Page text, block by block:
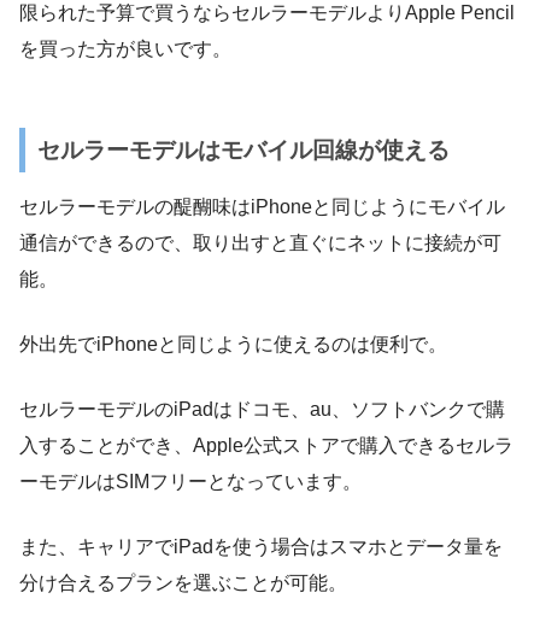
限られた予算で買うならセルラーモデルよりApple Pencil
を買った方が良いです。
セルラーモデルはモバイル回線が使える
セルラーモデルの醍醐味はiPhoneと同じようにモバイル
通信ができるので、取り出すと直ぐにネットに接続が可
能。
外出先でiPhoneと同じように使えるのは便利で。
セルラーモデルのiPadはドコモ、au、ソフトバンクで購
入することができ、Apple公式ストアで購入できるセルラ
ーモデルはSIMフリーとなっています。
また、キャリアでiPadを使う場合はスマホとデータ量を
分け合えるプランを選ぶことが可能。